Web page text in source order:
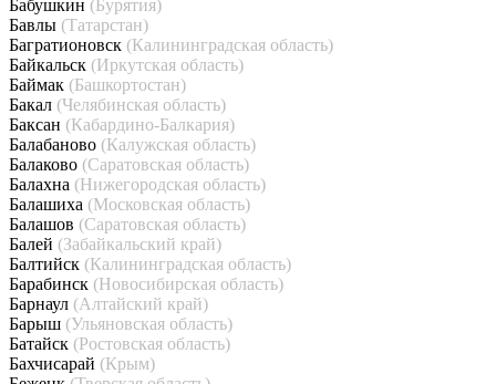
Бабушкин (Бурятия)
Бавлы (Татарстан)
Багратионовск (Калининградская область)
Байкальск (Иркутская область)
Баймак (Башкортостан)
Бакал (Челябинская область)
Баксан (Кабардино-Балкария)
Балабаново (Калужская область)
Балаково (Саратовская область)
Балахна (Нижегородская область)
Балашиха (Московская область)
Балашов (Саратовская область)
Балей (Забайкальский край)
Балтийск (Калининградская область)
Барабинск (Новосибирская область)
Барнаул (Алтайский край)
Барыш (Ульяновская область)
Батайск (Ростовская область)
Бахчисарай (Крым)